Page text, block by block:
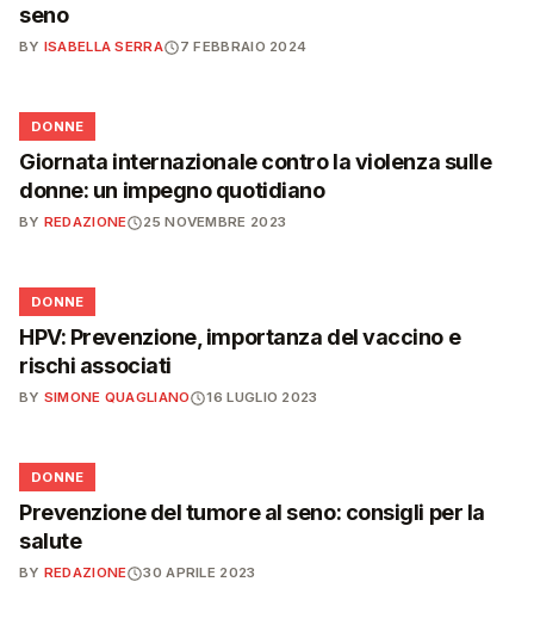
seno
BY ISABELLA SERRA 7 FEBBRAIO 2024
🌸
DONNE
Giornata internazionale contro la violenza sulle
donne: un impegno quotidiano
BY REDAZIONE 25 NOVEMBRE 2023
🌸
DONNE
HPV: Prevenzione, importanza del vaccino e
rischi associati
BY SIMONE QUAGLIANO 16 LUGLIO 2023
🌸
DONNE
Prevenzione del tumore al seno: consigli per la
salute
BY REDAZIONE 30 APRILE 2023